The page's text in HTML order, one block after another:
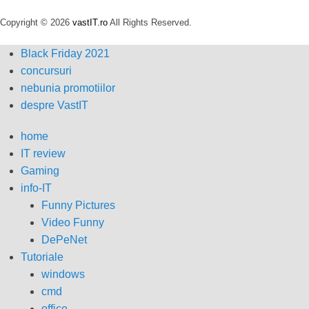
Copyright © 2026 vastIT.ro All Rights Reserved.
Black Friday 2021
concursuri
nebunia promotiilor
despre VastIT
home
IT review
Gaming
info-IT
Funny Pictures
Video Funny
DePeNet
Tutoriale
windows
cmd